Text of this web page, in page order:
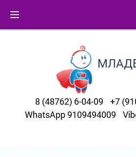
8 (48762) 6-04-09
+7
WhatsApp 9109494009